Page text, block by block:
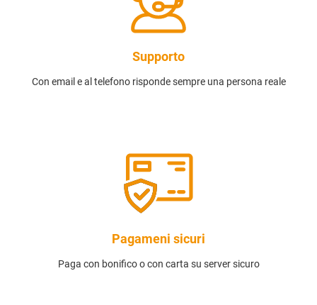
Supporto
Con email e al telefono risponde sempre una persona reale
Pagameni sicuri
Paga con bonifico o con carta su server sicuro